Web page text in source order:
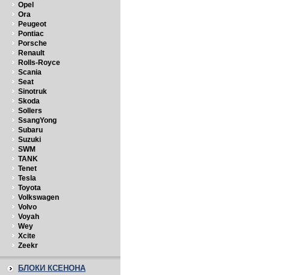
Opel
Ora
Peugeot
Pontiac
Porsche
Renault
Rolls-Royce
Scania
Seat
Sinotruk
Skoda
Sollers
SsangYong
Subaru
Suzuki
SWM
TANK
Tenet
Tesla
Toyota
Volkswagen
Volvo
Voyah
Wey
Xcite
Zeekr
БЛОКИ КСЕНОНА